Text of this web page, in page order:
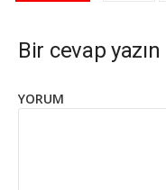
Bir cevap yazın
YORUM